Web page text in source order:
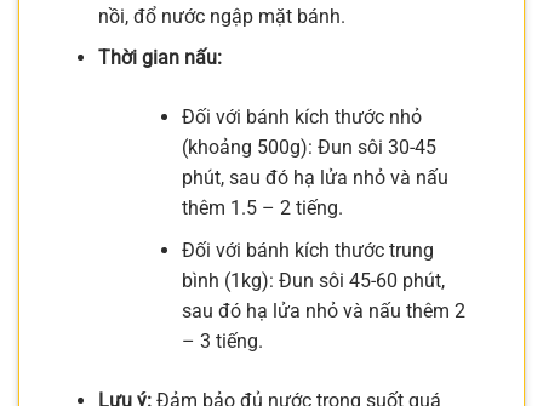
nồi, đổ nước ngập mặt bánh.
Thời gian nấu:
Đối với bánh kích thước nhỏ
(khoảng 500g): Đun sôi 30-45
phút, sau đó hạ lửa nhỏ và nấu
thêm 1.5 – 2 tiếng.
Đối với bánh kích thước trung
bình (1kg): Đun sôi 45-60 phút,
sau đó hạ lửa nhỏ và nấu thêm 2
– 3 tiếng.
Lưu ý:Đảm bảo đủ nước trong suốt quá